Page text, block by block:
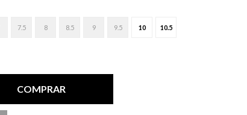
7.5 8 8.5 9 9.5 10 10.5
COMPRAR